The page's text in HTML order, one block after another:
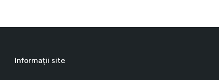
Informații site